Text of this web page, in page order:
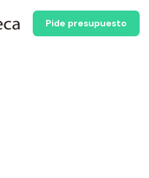
Pide presupuesto